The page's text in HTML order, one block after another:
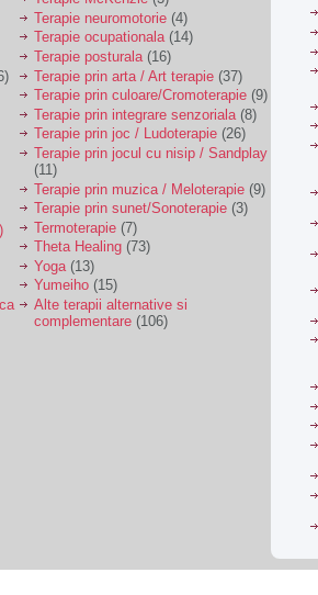
Terapie neuromotorie (4)
Terapie ocupationala(14)
Terapie posturala (16)
Terapie prin arta / Art terapie (37)
Terapie prin culoare/Cromoterapie (9)
Terapie prin integrare senzoriala (8)
Terapie prin joc / Ludoterapie (26)
Terapie prin jocul cu nisip / Sandplay
(11)
Terapie prin muzica / Meloterapie (9)
Terapie prin sunet/Sonoterapie (3)
Termoterapie (7)
Theta Healing (73)
Yoga (13)
Yumeiho (15)
Alte terapii alternative si
complementare (106)